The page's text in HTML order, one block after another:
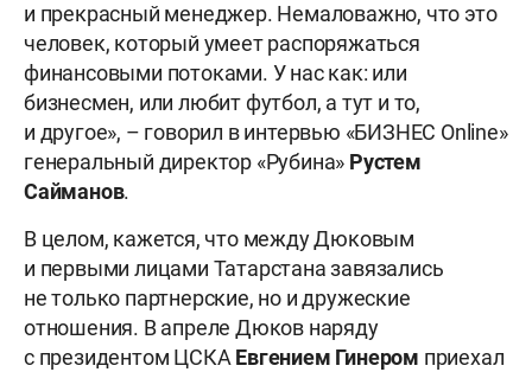
и прекрасный менеджер. Немаловажно, что это
человек, который умеет распоряжаться
финансовыми потоками. У нас как: или
бизнесмен, или любит футбол, а тут и то,
и другое», – говорил в интервью «БИЗНЕС Online»
генеральный директор «Рубина» Рустем
Сайманов.
В целом, кажется, что между Дюковым
и первыми лицами Татарстана завязались
не только партнерские, но и дружеские
отношения. В апреле Дюков наряду
с президентом ЦСКАЕвгением Гинером приехал